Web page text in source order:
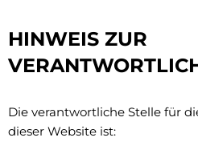
HINWEIS ZUR
Die verantwortliche Stelle für
dieser Website ist: